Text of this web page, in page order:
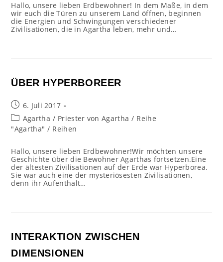
Hallo, unsere lieben Erdbewohner! In dem Maße, in dem
wir euch die Türen zu unserem Land öffnen, beginnen
die Energien und Schwingungen verschiedener
Zivilisationen, die in Agartha leben, mehr und…
ÜBER HYPERBOREER
Beitrag
veröffentlicht:
6. Juli 2017
Beitrags-
Kategorie:
Agartha / Priester von Agartha / Reihe
"Agartha" / Reihen
Hallo, unsere lieben Erdbewohner!Wir möchten unsere
Geschichte über die Bewohner Agarthas fortsetzen.Eine
der ältesten Zivilisationen auf der Erde war Hyperborea.
Sie war auch eine der mysteriösesten Zivilisationen,
denn ihr Aufenthalt…
INTERAKTION ZWISCHEN
DIMENSIONEN